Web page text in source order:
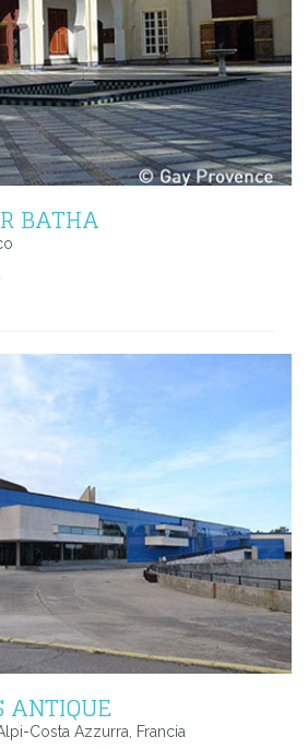
BATHA
ANTIQUE
Costa Azzurra, Francia